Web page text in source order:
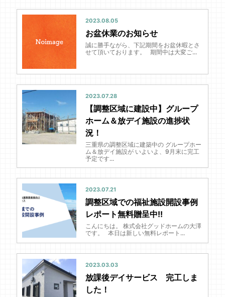
2023.08.05
お盆休業のお知らせ
誠に勝手ながら、下記期間をお盆休暇とさ
せて頂いております。 期間中は大変ご...
2023.07.28
【調整区域に建設中】グループ
ホーム＆放デイ施設の進捗状
況！
三重県の調整区域に建築中の グループホー
ム＆放デイ施設が いよいよ、9月末に完工
予定です...
2023.07.21
調整区域での福祉施設開設事例
レポート無料贈呈中!!
こんにちは。 株式会社グッドホームの大澤
です。 本日は新しい無料レポート...
2023.03.03
放課後デイサービス 完工しま
した！